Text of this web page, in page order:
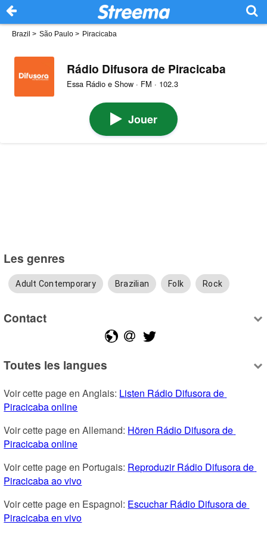
Brazil > São Paulo > Piracicaba
Rádio Difusora de Piracicaba
Essa Rádio e Show · FM · 102.3
Jouer
Les genres
Adult Contemporary Brazilian Folk Rock
Contact
Toutes les langues
Voir cette page en Anglais: Listen Rádio Difusora de
Piracicaba online
Voir cette page en Allemand: Hören Rádio Difusora de
Piracicaba online
Voir cette page en Portugais: Reproduzir Rádio Difusora de
Piracicaba ao vivo
Voir cette page en Espagnol: Escuchar Rádio Difusora de
Piracicaba en vivo